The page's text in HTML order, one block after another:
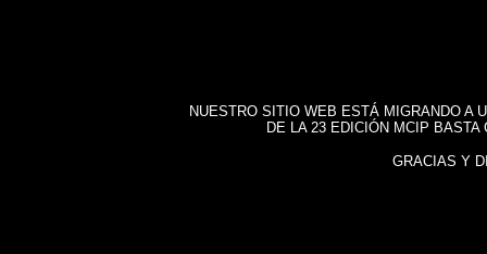
NUESTRO SITIO WEB ESTÁ MIGRANDO A
DE LA 23 EDICIÓN MCIP
GRACIAS Y